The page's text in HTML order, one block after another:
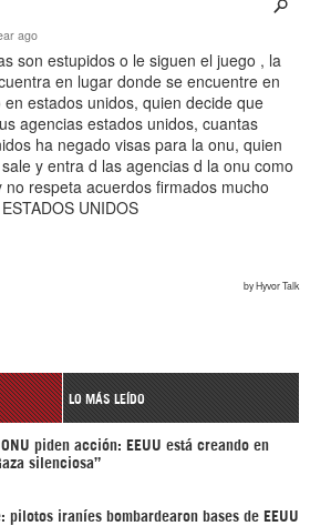
LO MÁS LEÍDO
ONU piden acción: EEUU está creando en
silenciosa”
pilotos iraníes bombardearon bases de EEUU